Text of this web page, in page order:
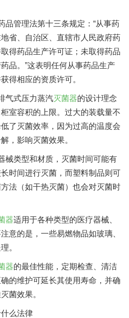
品管理法第十三条规定：“从事药
省、自治区、直辖市人民政府药
得药品生产许可证；未取得药品
品。”这表明任何从事药品生产
得相应的资质许可。
气式压力蒸汽灭菌器的设计理念
室容积的上限。过大的装载量不
了灭菌效率，因为过高的温度会
，影响灭菌效果。
械类型和材质，灭菌时间可能有
时间进行灭菌，而塑料制品则可
法（如干热灭菌）也会对灭菌时
器适用于各种类型的医疗器械、
意的是，一些易燃物品如玻璃、
。
器的最佳性能，定期检查、清洁
的维护可延长其使用寿命，并确
菌效果。
什么法律